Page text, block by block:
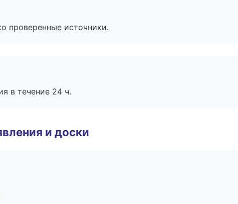
проверенные источники.
в течение 24 ч.
и доски